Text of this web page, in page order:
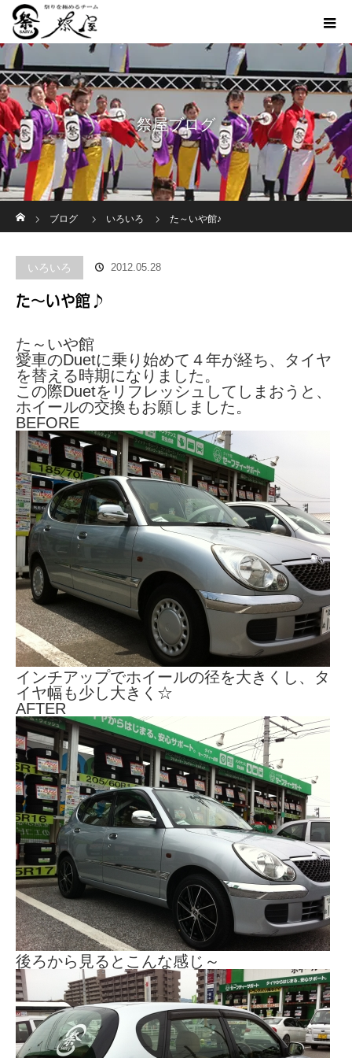
祭屋ブログ
ブログ
いろいろ た～いや館♪
いろいろ 2012.05.28
た～いや館♪
た～いや館
愛車のDuetに乗り始めて４年が経ち、タイヤ
を替える時期になりました。
この際Duetをリフレッシュしてしまおうと、
ホイールの交換もお願しました。
BEFORE
インチアップでホイールの径を大きくし、タ
イヤ幅も少し大きく☆
AFTER
後ろから見るとこんな感じ～